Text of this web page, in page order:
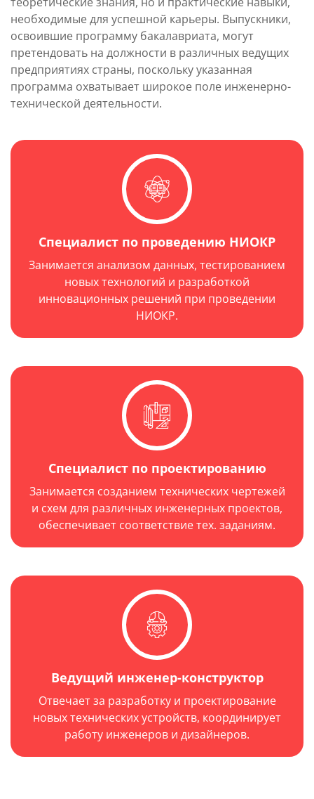
необходимые для успешной карьеры. Выпускники,
освоившие программу бакалавриата, могут
претендовать на должности в различных ведущих
предприятиях страны, поскольку указанная
программа охватывает широкое поле инженерно-
технической деятельности.
Специалист по проведению НИОКР
Занимается анализом данных, тестированием
новых технологий и разработкой
инновационных решений при проведении
НИОКР.
Специалист по проектированию
Занимается созданием технических чертежей
и схем для различных инженерных проектов,
обеспечивает соответствие тех. заданиям.
Ведущий инженер-конструктор
Отвечает за разработку и проектирование
новых технических устройств, координирует
работу инженеров и дизайнеров.